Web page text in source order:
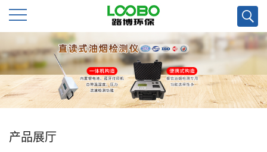
公
司
首
页
产品展厅